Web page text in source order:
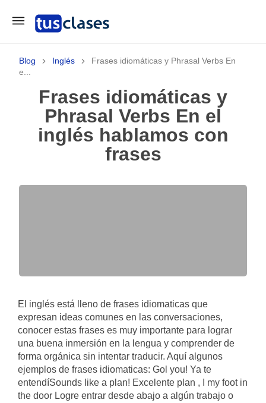
Blog Inglés
Frases idiomáticas y Phrasal Verbs En
e...
Frases idiomáticas y
Phrasal Verbs En el
inglés hablamos con
frases
El inglés está lleno de frases idiomaticas que
expresan ideas comunes en las conversaciones,
conocer estas frases es muy importante para lograr
una buena inmersión en la lengua y comprender de
forma orgánica sin intentar traducir. Aquí algunos
ejemplos de frases idiomaticas: Gol you! Ya te
entendíSounds like a plan! Excelente plan , I my foot in
the door Logre entrar desde abajo a algún trabajo o